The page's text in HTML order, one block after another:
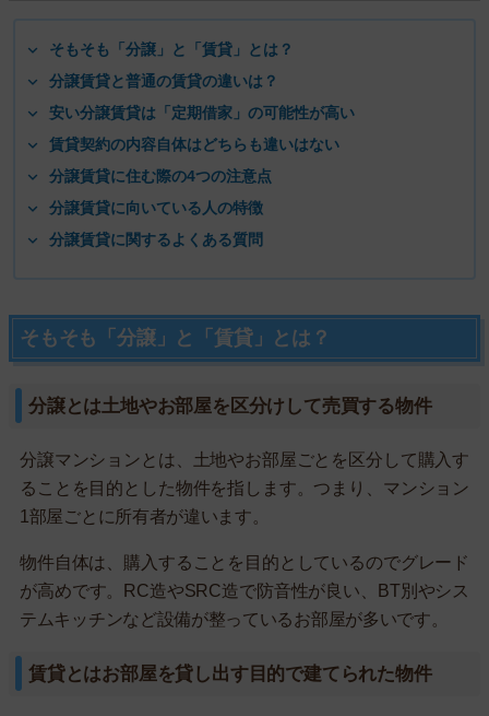
そもそも「分譲」と「賃貸」とは？
分譲賃貸と普通の賃貸の違いは？
安い分譲賃貸は「定期借家」の可能性が高い
賃貸契約の内容自体はどちらも違いはない
分譲賃貸に住む際の4つの注意点
分譲賃貸に向いている人の特徴
分譲賃貸に関するよくある質問
そもそも「分譲」と「賃貸」とは？
分譲とは土地やお部屋を区分けして売買する物件
分譲マンションとは、土地やお部屋ごとを区分して購入す
ることを目的とした物件を指します。つまり、マンション
1部屋ごとに所有者が違います。
物件自体は、購入することを目的としているのでグレード
が高めです。RC造やSRC造で防音性が良い、BT別やシス
テムキッチンなど設備が整っているお部屋が多いです。
賃貸とはお部屋を貸し出す目的で建てられた物件